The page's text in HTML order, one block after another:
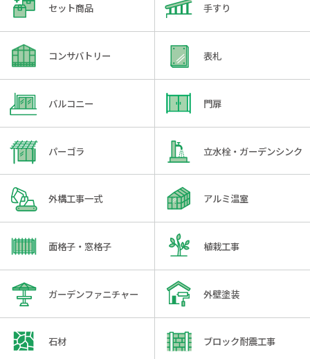
セット商品 手すり
コンサバトリー 表札
バルコニー 門扉
パーゴラ 立水栓・ガーデンシンク
外構工事一式 アルミ温室
面格子・窓格子 植栽工事
ガーデンファニチャー 外壁塗装
石材 ブロック耐震工事